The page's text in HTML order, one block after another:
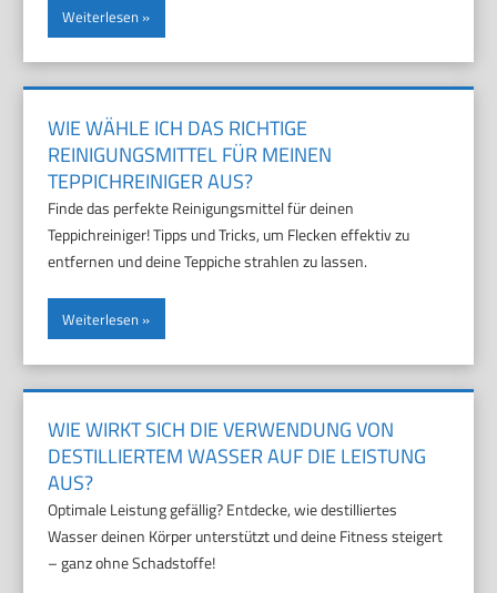
Weiterlesen
WIE WÄHLE ICH DAS RICHTIGE
REINIGUNGSMITTEL FÜR MEINEN
TEPPICHREINIGER AUS?
Finde das perfekte Reinigungsmittel für deinen
Teppichreiniger! Tipps und Tricks, um Flecken effektiv zu
entfernen und deine Teppiche strahlen zu lassen.
Weiterlesen
WIE WIRKT SICH DIE VERWENDUNG VON
DESTILLIERTEM WASSER AUF DIE LEISTUNG
AUS?
Optimale Leistung gefällig? Entdecke, wie destilliertes
Wasser deinen Körper unterstützt und deine Fitness steigert
– ganz ohne Schadstoffe!